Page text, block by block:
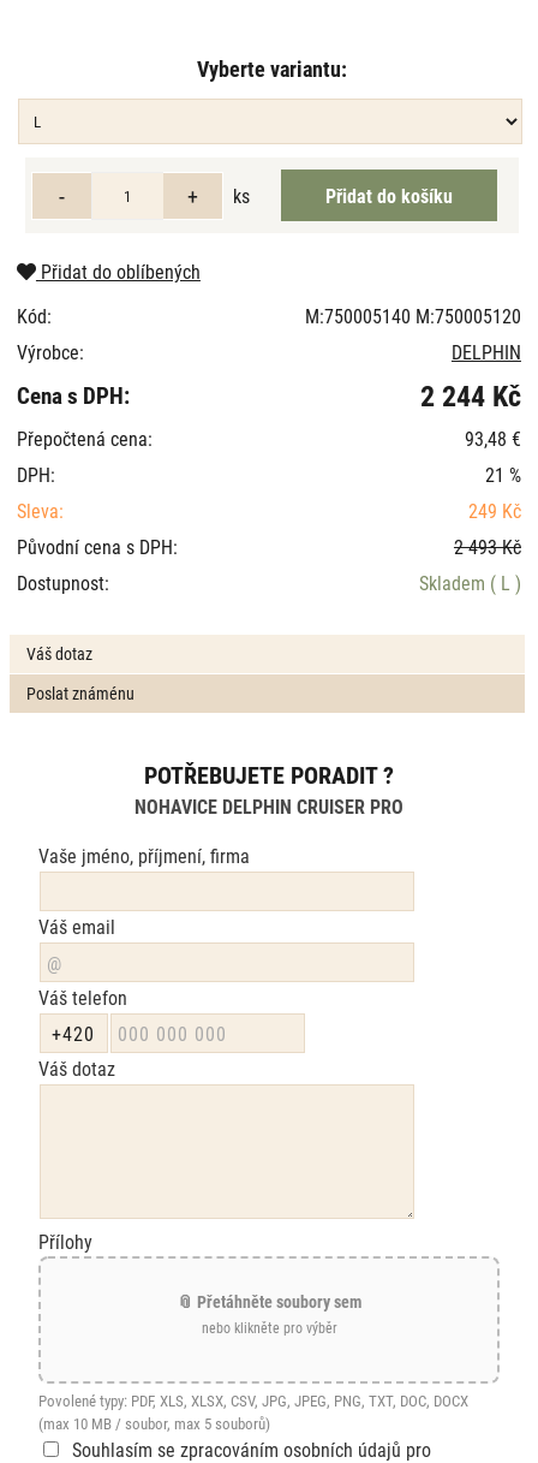
Vyberte variantu:
ks
Přidat do oblíbených
Kód:
M:750005140 M:750005120
Výrobce:
DELPHIN
Cena s DPH: 2 244 Kč
Přepočtená cena:
93,48 €
DPH:
21 %
Sleva:
249 Kč
Původní cena s DPH:
2 493 Kč
Dostupnost:
Skladem ( L )
Váš dotaz
Poslat známénu
POTŘEBUJETE PORADIT ?
NOHAVICE DELPHIN CRUISER PRO
Vaše jméno, příjmení, firma
Váš email
Váš telefon
Váš dotaz
Přílohy
📎 Přetáhněte soubory sem
nebo klikněte pro výběr
Povolené typy: PDF, XLS, XLSX, CSV, JPG, JPEG, PNG, TXT, DOC, DOCX
(max 10 MB / soubor, max 5 souborů)
Souhlasím se zpracováním osobních údajů pro